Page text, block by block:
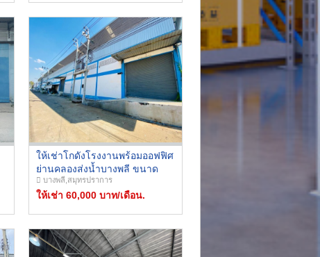
ให้เช่าโกดังโรงงานพร้อมออฟฟิศ
ย่านคลองส่งน้ำบางพลี ขนาด
650 ตรม. ใกล้คลองส่งน้ำ นิคม
อุตสาหกรรมบางปู
บางพลี,สมุทรปราการ
ให้เช่า 60,000 บาท/เดือน.